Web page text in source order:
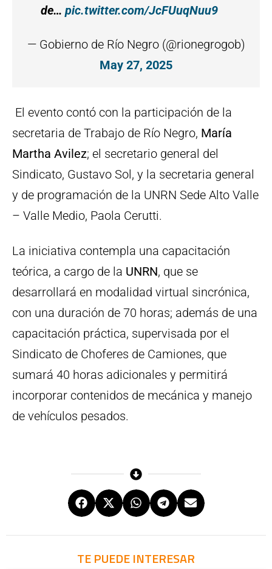
de… pic.twitter.com/JcFUuqNuu9
— Gobierno de Río Negro (@rionegrogob)
May 27, 2025
El evento contó con la participación de la
secretaria de Trabajo de Río Negro, María
Martha Avilez; el secretario general del
Sindicato, Gustavo Sol, y la secretaria general
y de programación de la UNRN Sede Alto Valle
– Valle Medio, Paola Cerutti.
La iniciativa contempla una capacitación
teórica, a cargo de la UNRN, que se
desarrollará en modalidad virtual sincrónica,
con una duración de 70 horas; además de una
capacitación práctica, supervisada por el
Sindicato de Choferes de Camiones, que
sumará 40 horas adicionales y permitirá
incorporar contenidos de mecánica y manejo
de vehículos pesados.
TE PUEDE INTERESAR